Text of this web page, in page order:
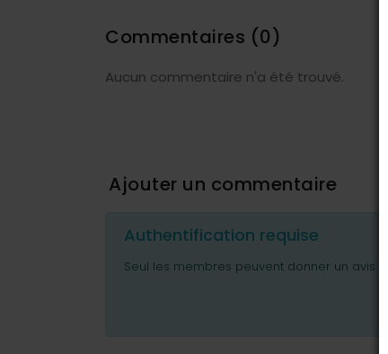
Commentaires (0)
Aucun commentaire n'a été trouvé.
Ajouter un commentaire
Authentification requise
Seul les membres peuvent donner un avis